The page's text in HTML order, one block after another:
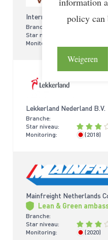
Internationaal
Branche:
Star niveau:
Monitoring:
> 4 jaar
Lekkerland Nederland B.V.
Branche:
Star niveau:
Monitoring:
> 4 jaar
(2018)
Mainfreight Netherlands
Lean & Green
Branche:
Star niveau:
Monitoring:
> 4 jaar
(2020)
policy can
Weigeren